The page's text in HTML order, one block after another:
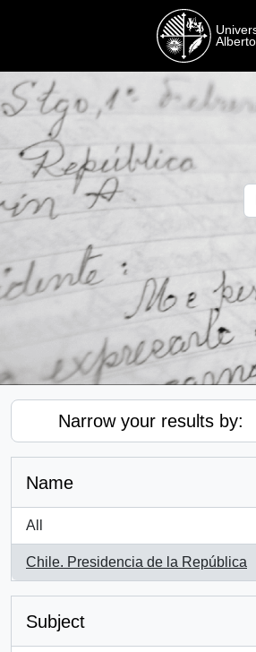
Narrow your results by:
Name
All
Chile. Presidencia de la República
, 1 results
Subject